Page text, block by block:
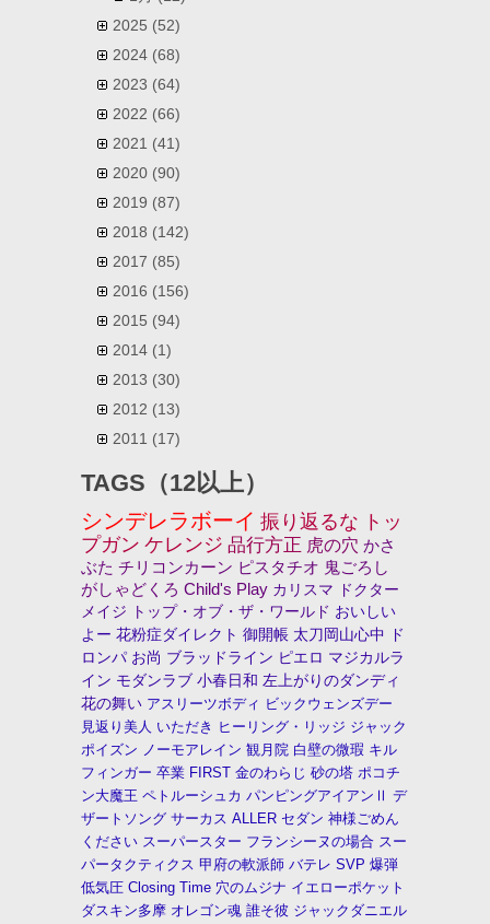
2025 (52)
2024 (68)
2023 (64)
2022 (66)
2021 (41)
2020 (90)
2019 (87)
2018 (142)
2017 (85)
2016 (156)
2015 (94)
2014 (1)
2013 (30)
2012 (13)
2011 (17)
TAGS（12以上）
シンデレラボーイ 振り返るな トッ
プガン ケレンジ 品行方正 虎の穴 かさ
ぶた チリコンカーン ピスタチオ 鬼ごろし
がしゃどくろ Child's Play カリスマ
ドクター
メイジ
トップ・オブ・ザ・ワールド おいしい
よー 花粉症ダイレクト 御開帳 太刀岡山心中
ド
ロンパ お尚 ブラッドライン ピエロ マジカルラ
イン モダンラブ 小春日和 左上がりのダンディ
花の舞い アスリーツボディ ビックウェンズデー
見返り美人 いただき ヒーリング・リッジ ジャック
ポイズン ノーモアレイン 観月院 白壁の微瑕 キル
フィンガー 卒業 FIRST 金のわらじ 砂の塔 ポコチ
ン大魔王 ペトルーシュカ パンピングアイアンⅡ デ
ザートソング サーカス ALLER セダン 神様ごめん
ください スーパースター フランシーヌの場合 スー
パータクティクス 甲府の軟派師 バテレ SVP 爆弾
低気圧 Closing Time 穴のムジナ イエローポケット
ダスキン多摩 オレゴン魂 誰そ彼 ジャックダニエル